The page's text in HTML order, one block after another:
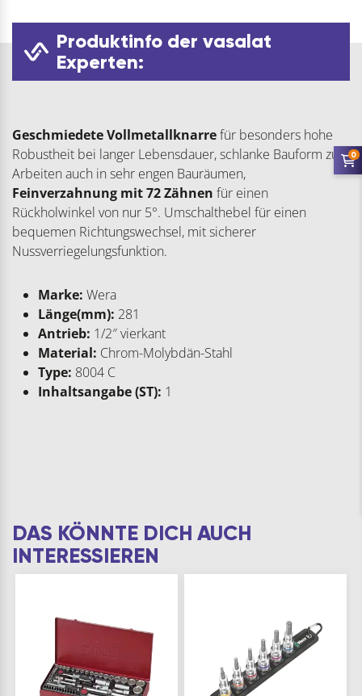
Produktinfo der vasalat
Experten:
Geschmiedete Vollmetallknarrefür besonders hohe
Robustheit bei langer Lebensdauer, schlanke Bauform zum
Arbeiten auch in sehr engen Bauräumen,
Feinverzahnung mit 72 Zähnen für einen
Rückholwinkel von nur 5°. Umschalthebel für einen
bequemen Richtungswechsel, mit sicherer
Nussverriegelungsfunktion.
Marke: Wera
Länge(mm): 281
Antrieb: 1/2″ vierkant
Material: Chrom-Molybdän-Stahl
Type: 8004 C
Inhaltsangabe (ST): 1
DAS KÖNNTE DICH AUCH
INTERESSIEREN
0